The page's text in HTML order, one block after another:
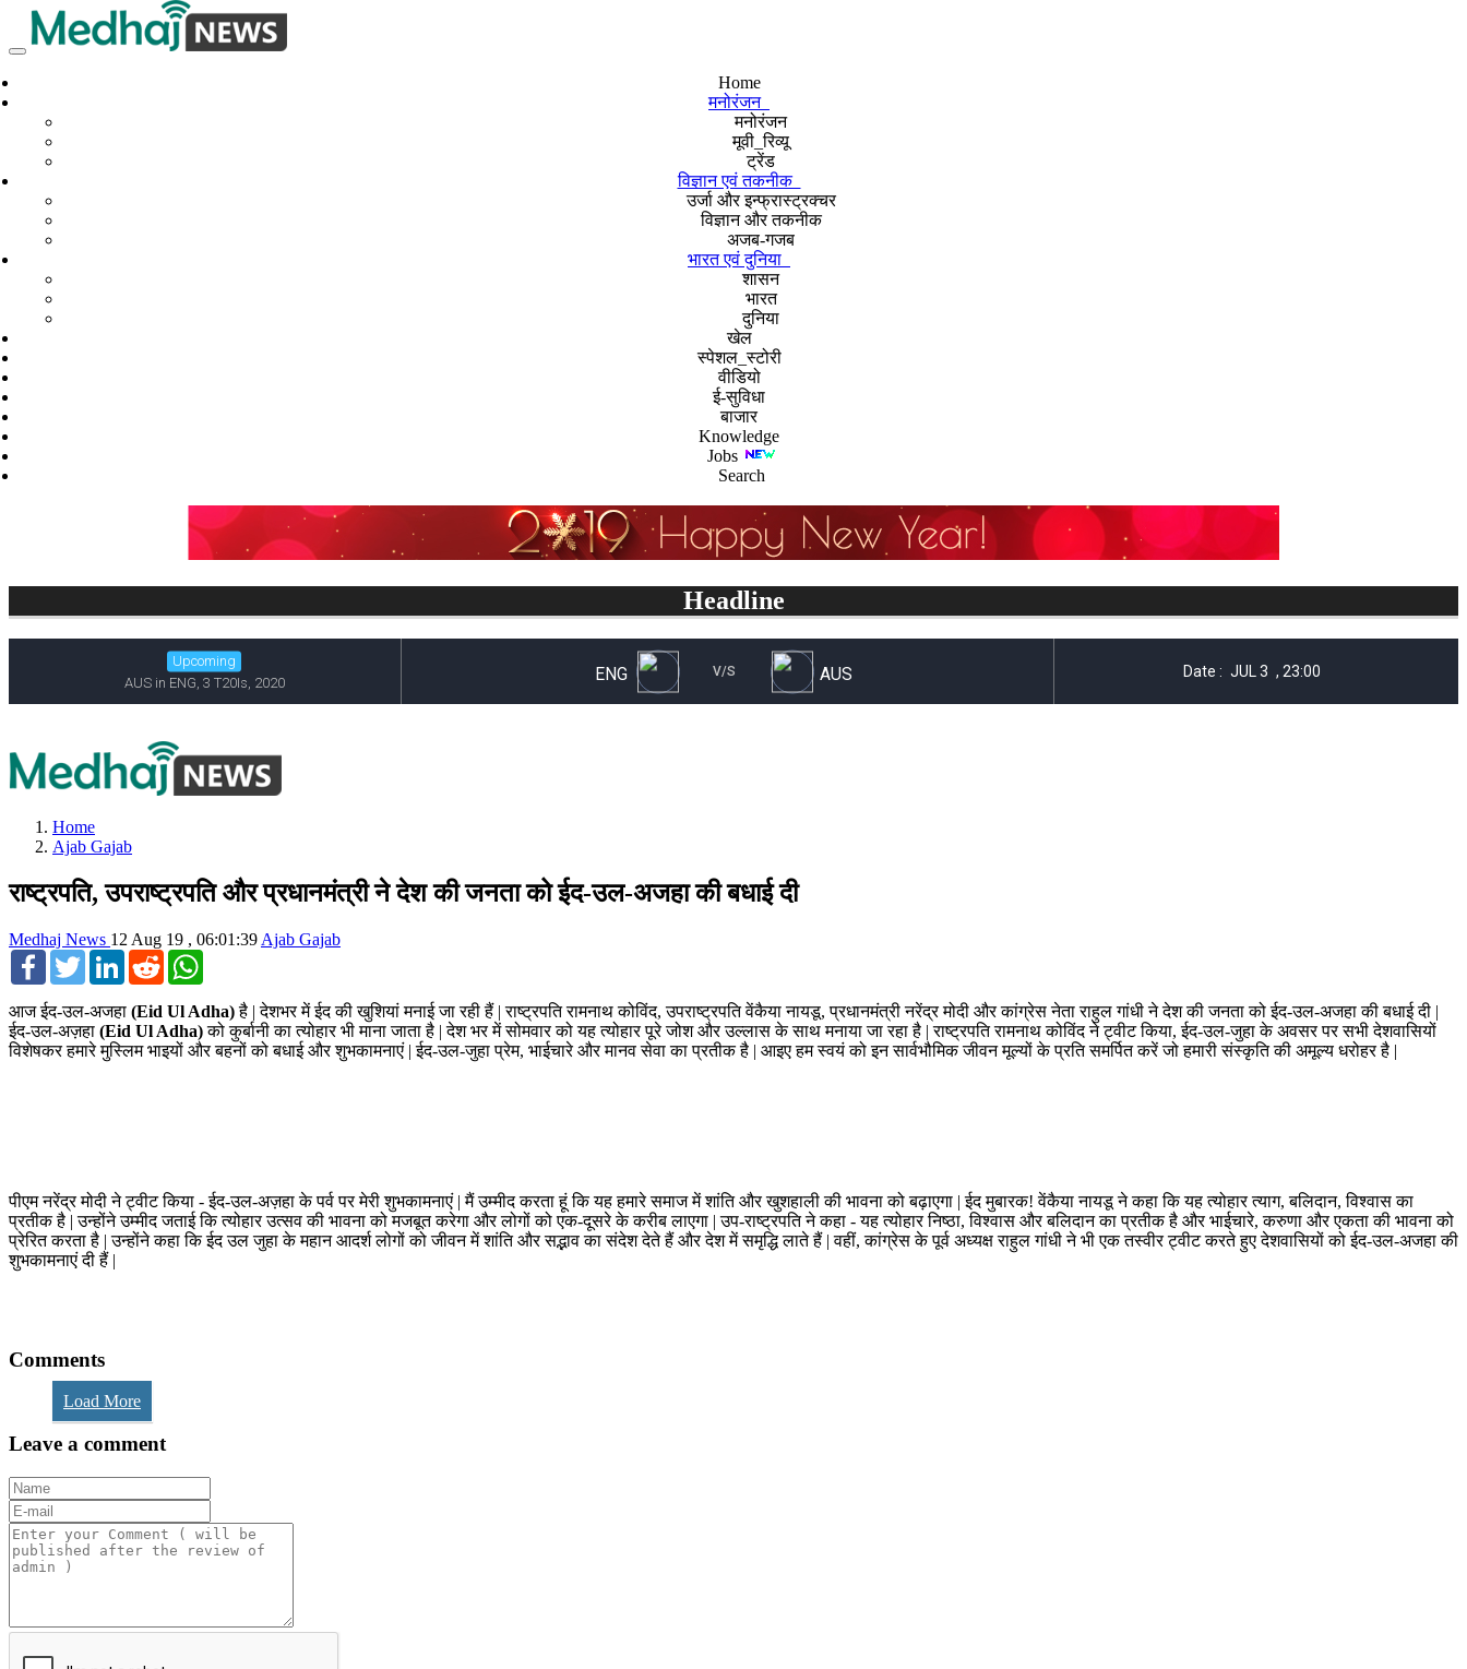
Home
मनोरंजन
मनोरंजन
मूवी_रिव्यू
ट्रेंड
विज्ञान एवं तकनीक
उर्जा और इन्फ्रास्ट्रक्चर
विज्ञान और तकनीक
अजब-गजब
भारत एवं दुनिया
शासन
भारत
दुनिया
खेल
स्पेशल_स्टोरी
वीडियो
ई-सुविधा
बाजार
Knowledge
Jobs
Search
Headline
Home
Ajab Gajab
राष्ट्रपति, उपराष्ट्रपति और प्रधानमंत्री ने देश की जनता को ईद-उल-अजहा की बधाई दी
Medhaj News 12 Aug 19 , 06:01:39 Ajab Gajab
FacebookTwitterLinkedInReddit
आज ईद-उल-अजहा (Eid Ul Adha)है | देशभर में ईद की खुशियां मनाई जा रही हैं | राष्ट्रपति रामनाथ कोविंद, उपराष्ट्रपति वेंकैया नायडू, प्रधानमंत्री नरेंद्र मोदी और कांग्रेस नेता राहुल गांधी ने देश की जनता को ईद-उल-अजहा की बधाई दी |
ईद-उल-अज़हा (Eid Ul Adha)को कुर्बानी का त्योहार भी माना जाता है | देश भर में सोमवार को यह त्योहार पूरे जोश और उल्लास के साथ मनाया जा रहा है | राष्ट्रपति रामनाथ कोविंद ने ट्वीट किया, ईद-उल-जुहा के अवसर पर सभी देशवासियों
विशेषकर हमारे मुस्लिम भाइयों और बहनों को बधाई और शुभकामनाएं | ईद-उल-जुहा प्रेम, भाईचारे और मानव सेवा का प्रतीक है | आइए हम स्वयं को इन सार्वभौमिक जीवन मूल्यों के प्रति समर्पित करें जो हमारी संस्कृति की अमूल्य धरोहर है |
पीएम नरेंद्र मोदी ने ट्वीट किया - ईद-उल-अज़हा के पर्व पर मेरी शुभकामनाएं | मैं उम्मीद करता हूं कि यह हमारे समाज में शांति और खुशहाली की भावना को बढ़ाएगा | ईद मुबारक! वेंकैया नायडू ने कहा कि यह त्योहार त्याग, बलिदान, विश्वास का
प्रतीक है | उन्होंने उम्मीद जताई कि त्योहार उत्सव की भावना को मजबूत करेगा और लोगों को एक-दूसरे के करीब लाएगा | उप-राष्ट्रपति ने कहा - यह त्योहार निष्ठा, विश्वास और बलिदान का प्रतीक है और भाईचारे, करुणा और एकता की भावना को
प्रेरित करता है | उन्होंने कहा कि ईद उल जुहा के महान आदर्श लोगों को जीवन में शांति और सद्भाव का संदेश देते हैं और देश में समृद्धि लाते हैं | वहीं, कांग्रेस के पूर्व अध्यक्ष राहुल गांधी ने भी एक तस्वीर ट्वीट करते हुए देशवासियों को ईद-उल-अजहा की
शुभकामनाएं दी हैं |
Comments
Load More
Leave a comment